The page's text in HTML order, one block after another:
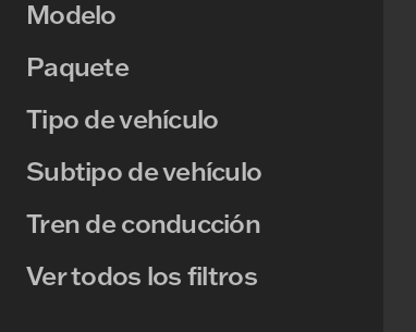
Modelo
Paquete
Tipo de vehículo
Subtipo de vehículo
Tren de conducción
Ver todos los filtros